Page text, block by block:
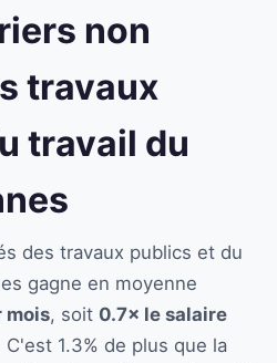
non
travaux
travail du
des travaux publics et du
gagne en moyenne
mois, soit 0.7× le salaire
1.3% de plus que la